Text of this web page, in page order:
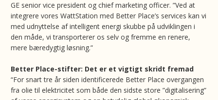
GE senior vice president og chief marketing officer. ”Ved at
integrere vores WattStation med Better Place’s services kan vi
med udnyttelse af intelligent energi skubbe på udviklingen i
den måde, vi transporterer os selv og fremme en renere,
mere bæredygtig løsning.”
Better Place-stifter: Det er et vigtigt skridt fremad
“For snart tre år siden identificerede Better Place overgangen
fra olie til elektricitet som både den sidste store ”digitalisering”